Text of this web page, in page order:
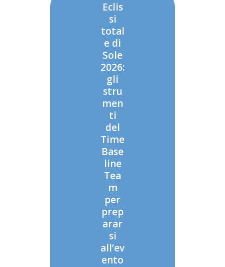
Eclis
si
total
e di
Sole
2026:
gli
stru
men
ti
del
Time
Base
line
Tea
m
per
prep
arar
si
all’ev
ento